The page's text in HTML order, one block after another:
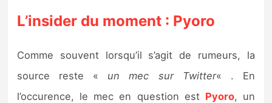
L’insider du moment : Pyoro
Comme souvent lorsqu’il s’agit de rumeurs, la
source reste « un mec sur Twitter« . En
l’occurence, le mec en question est Pyoro, un